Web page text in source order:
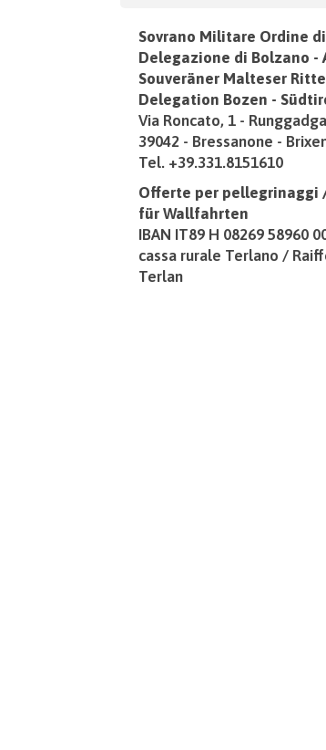
Sovrano Militare Ordine
Delegazione di Bolzano -
Souveräner Malteser
Delegation Bozen -
Via Roncato, 1 -
39042 - Bressanone -
Tel. +39.331.8151610
Offerte per pellegrinaggi
für Wallfahrten
IBAN IT89 H 08269 58960
cassa rurale Terlano /
Terlan